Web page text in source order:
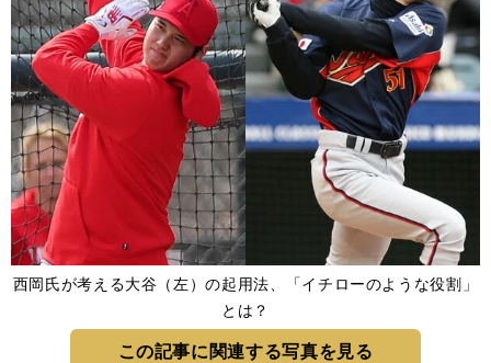
西岡氏が考える大谷（左）の起用法、「イチローのような役割」
とは？
この記事に関連する写真を見る